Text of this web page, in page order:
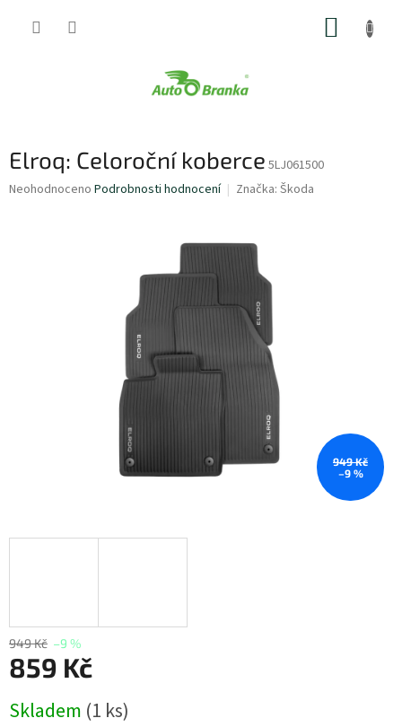
Elroq: Celoroční koberce 5LJ061500
Průměrné
Neohodnoceno Podrobnosti hodnocení Značka: Škoda
949 Kč
–9 %
949 Kč –9 %
859 Kč
cena:
Skladem (1 ks)